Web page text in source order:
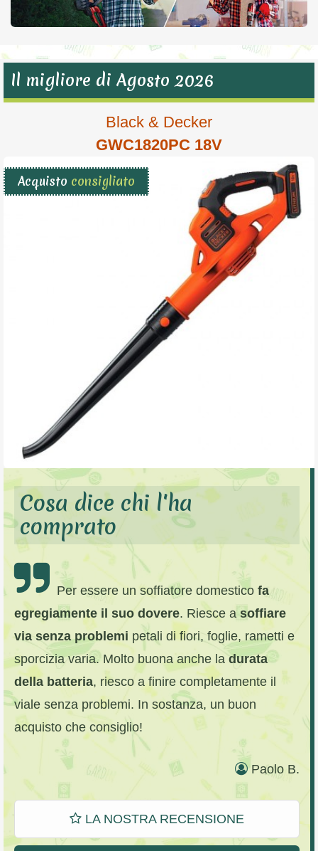
Il migliore di Agosto 2026
Black & Decker
GWC1820PC 18V
Acquisto consigliato
Cosa dice chi l'ha
comprato
Per essere un soffiatore domestico fa
egregiamente il suo dovere. Riesce a soffiare
via senza problemi petali di fiori, foglie, rametti e
sporcizia varia. Molto buona anche la durata
della batteria, riesco a finire completamente il
viale senza problemi. In sostanza, un buon
acquisto che consiglio!
Paolo B.
LA NOSTRA RECENSIONE